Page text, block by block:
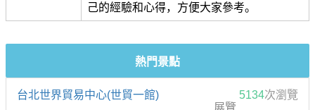
己的經驗和心得，方便大家參考。
熱門景點
台北世界貿易中心(世貿一館) 5134次瀏覽
展覽